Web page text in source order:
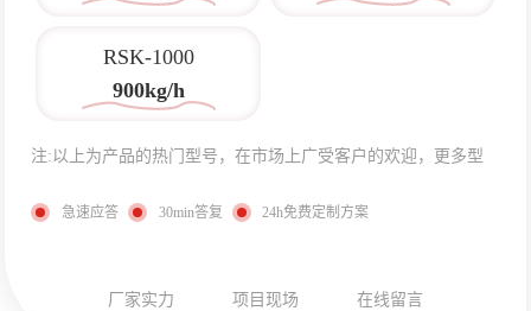
RSK-1000
900kg/h
注:以上为产品的热门型号，在市场上广受客户的欢迎，更多型
急速应答 30min答复 24h免费定制方案
厂家实力 项目现场 在线留言